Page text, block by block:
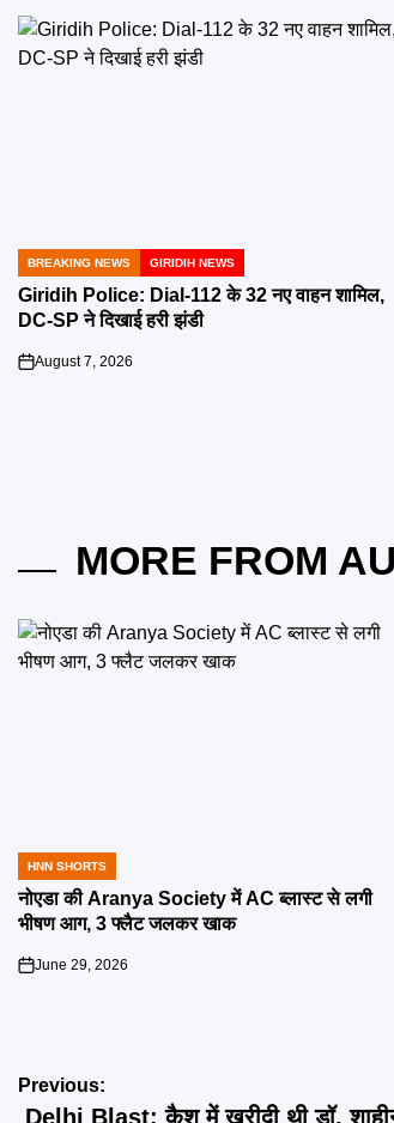
POSTED
IN
BREAKING NEWS GIRIDIH NEWS
Giridih Police: Dial-112 के 32 नए वाहन शामिल,
DC-SP ने दिखाई हरी झंडी
on
August 7, 2026
MORE FROM
POSTED
IN
HNN SHORTS
नोएडा की Aranya Society में AC ब्लास्ट से लगी
भीषण आग, 3 फ्लैट जलकर खाक
on
June 29, 2026
Post
Previous:
Delhi Blast: कैश में खरीदी थी डॉ.